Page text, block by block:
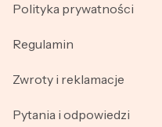
Polityka prywatności
Regulamin
Zwroty i reklamacje
Pytania i odpowiedzi